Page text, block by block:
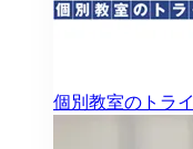
個別教室のトライ